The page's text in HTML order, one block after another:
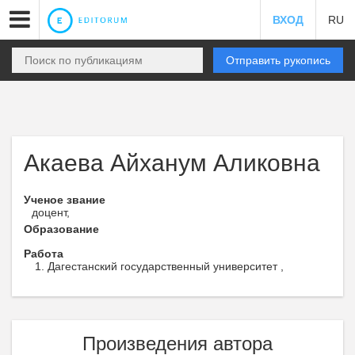
ВХОД RU
Отправить рукопись
Акаева Айханум Аликовна
Ученое звание
доцент,
Образование
Работа
Дагестанский государственный университет ,
Произведения автора